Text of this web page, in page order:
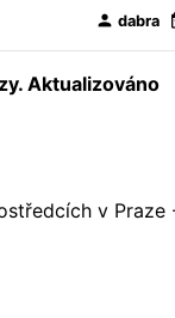
person dabra
Aktualizováno
v Praze